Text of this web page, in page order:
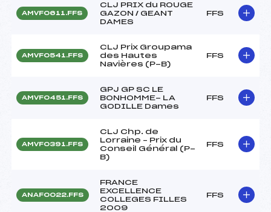
AMVF0611.FFS
CLJ PRIX du ROUGE
GAZON / GEANT
DAMES
FFS
AMVF0541.FFS
CLJ Prix Groupama
des Hautes
Navières (P-B)
FFS
AMVF0451.FFS
GPJ GP SC LE
BONHOMME- LA
GODILLE Dames
FFS
AMVF0391.FFS
CLJ Chp. de
Lorraine – Prix du
Conseil Général (P-
B)
FFS
ANAF0022.FFS
FRANCE
EXCELLENCE
COLLEGES FILLES
2009
FFS